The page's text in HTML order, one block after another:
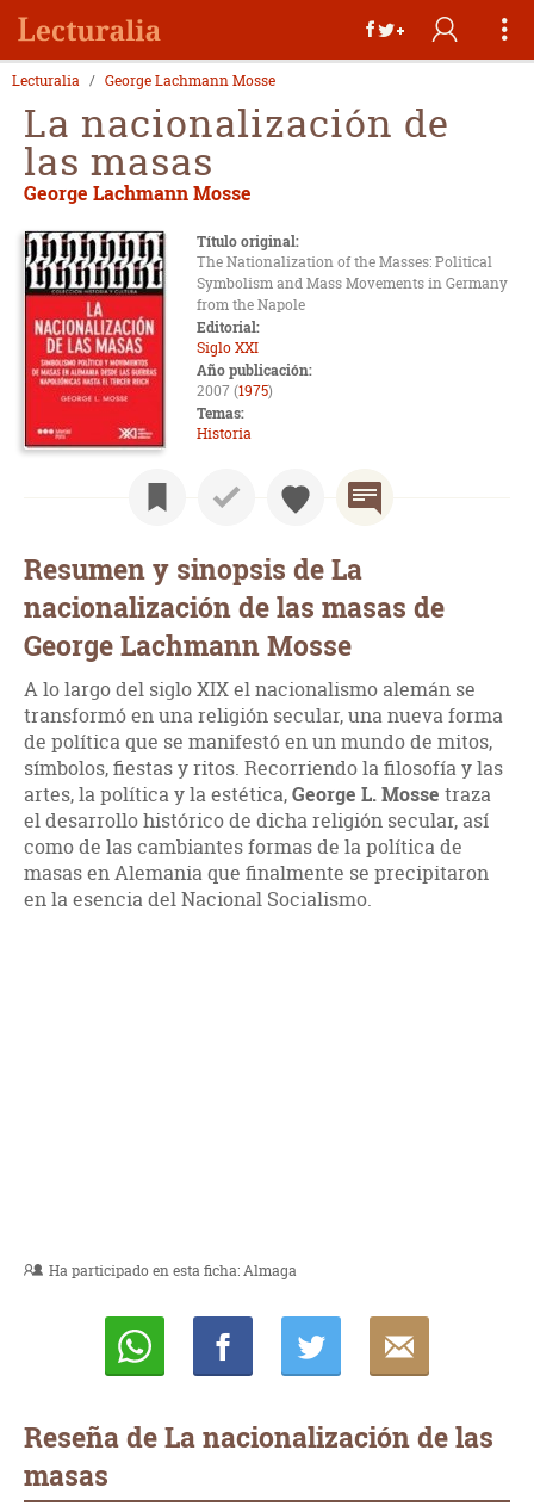
Lecturalia George Lachmann Mosse
La nacionalización de
las masas
George Lachmann Mosse
Título original:
The Nationalization of the Masses: Political
Symbolism and Mass Movements in Germany
from the Napole
Editorial:
Siglo XXI
Año publicación:
2007 (1975)
Temas:
Historia
Resumen y sinopsis de La
nacionalización de las masas de
George Lachmann Mosse
A lo largo del siglo XIX el nacionalismo alemán se
transformó en una religión secular, una nueva forma
de política que se manifestó en un mundo de mitos,
símbolos, fiestas y ritos. Recorriendo la filosofía y las
artes, la política y la estética,George L. Mosse traza
el desarrollo histórico de dicha religión secular, así
como de las cambiantes formas de la política de
masas en Alemania que finalmente se precipitaron
en la esencia del Nacional Socialismo.
Ha participado en esta ficha:Almaga
Reseña de La nacionalización de las
masas